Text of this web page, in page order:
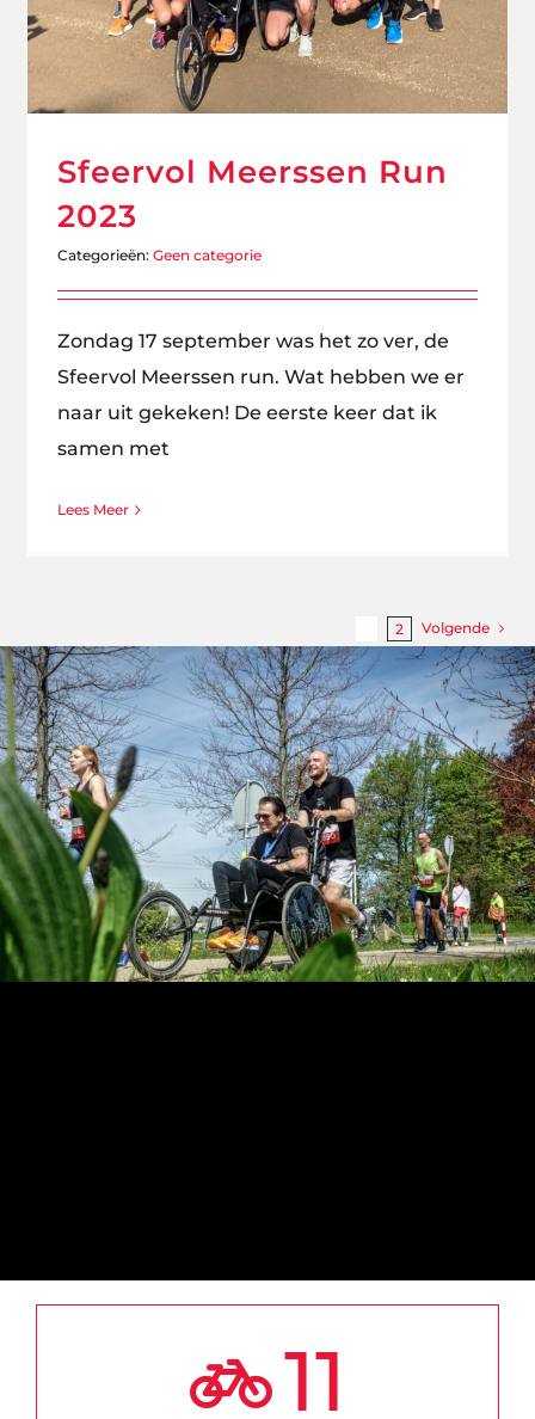
Sfeervol Meerssen Run
2023
Categorieën:Geen categorie
Zondag 17 september was het zo ver, de
Sfeervol Meerssen run. Wat hebben we er
naar uit gekeken! De eerste keer dat ik
samen met
Lees Meer
2 Volgende
11